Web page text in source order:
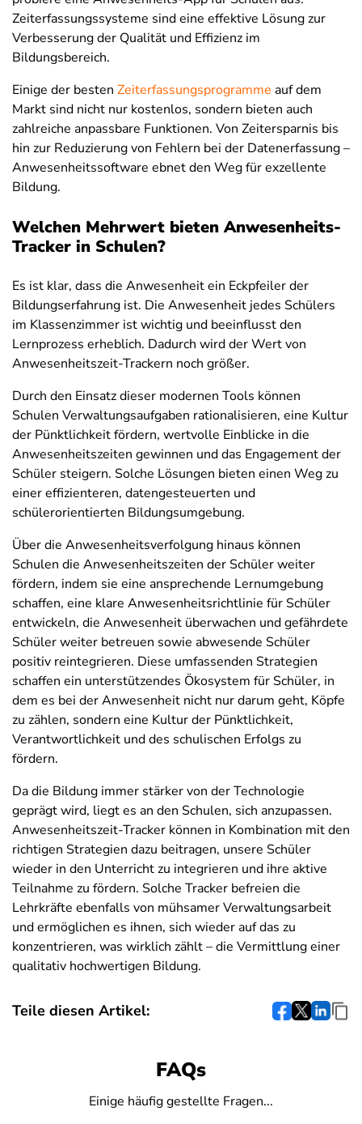
Zeiterfassungssysteme sind eine effektive Lösung zur
Verbesserung der Qualität und Effizienz im
Bildungsbereich.
Einige der besten Zeiterfassungsprogramme auf dem
Markt sind nicht nur kostenlos, sondern bieten auch
zahlreiche anpassbare Funktionen. Von Zeitersparnis bis
hin zur Reduzierung von Fehlern bei der Datenerfassung –
Anwesenheitssoftware ebnet den Weg für exzellente
Bildung.
Welchen Mehrwert bieten Anwesenheits-
Tracker in Schulen?
Es ist klar, dass die Anwesenheit ein Eckpfeiler der
Bildungserfahrung ist. Die Anwesenheit jedes Schülers
im Klassenzimmer ist wichtig und beeinflusst den
Lernprozess erheblich. Dadurch wird der Wert von
Anwesenheitszeit-Trackern noch größer.
Durch den Einsatz dieser modernen Tools können
Schulen Verwaltungsaufgaben rationalisieren, eine Kultur
der Pünktlichkeit fördern, wertvolle Einblicke in die
Anwesenheitszeiten gewinnen und das Engagement der
Schüler steigern. Solche Lösungen bieten einen Weg zu
einer effizienteren, datengesteuerten und
schülerorientierten Bildungsumgebung.
Über die Anwesenheitsverfolgung hinaus können
Schulen die Anwesenheitszeiten der Schüler weiter
fördern, indem sie eine ansprechende Lernumgebung
schaffen, eine klare Anwesenheitsrichtlinie für Schüler
entwickeln, die Anwesenheit überwachen und gefährdete
Schüler weiter betreuen sowie abwesende Schüler
positiv reintegrieren. Diese umfassenden Strategien
schaffen ein unterstützendes Ökosystem für Schüler, in
dem es bei der Anwesenheit nicht nur darum geht, Köpfe
zu zählen, sondern eine Kultur der Pünktlichkeit,
Verantwortlichkeit und des schulischen Erfolgs zu
fördern.
Da die Bildung immer stärker von der Technologie
geprägt wird, liegt es an den Schulen, sich anzupassen.
Anwesenheitszeit-Tracker können in Kombination mit den
richtigen Strategien dazu beitragen, unsere Schüler
wieder in den Unterricht zu integrieren und ihre aktive
Teilnahme zu fördern. Solche Tracker befreien die
Lehrkräfte ebenfalls von mühsamer Verwaltungsarbeit
und ermöglichen es ihnen, sich wieder auf das zu
konzentrieren, was wirklich zählt – die Vermittlung einer
qualitativ hochwertigen Bildung.
Teile diesen Artikel:
FAQs
Einige häufig gestellte Fragen...